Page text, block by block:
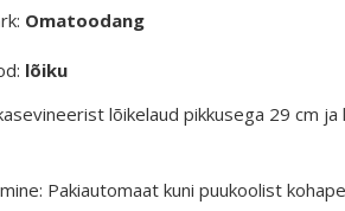
Omatoodang
lõiku
lõikelaud pikkusega 29 cm ja
Pakiautomaat kuni puukoolist